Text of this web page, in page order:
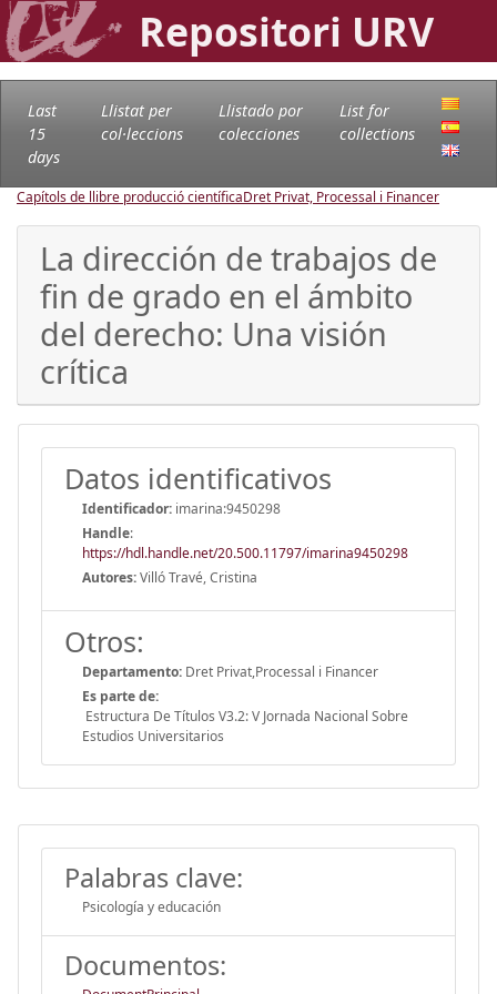
Repositori URV
Last
15
days
Llistat per
col·leccions
Llistado por
colecciones
List for
collections
Capítols de llibre producció científicaDret Privat, Processal i Financer
La dirección de trabajos de
fin de grado en el ámbito
del derecho: Una visión
crítica
Datos identificativos
Identificador: imarina:9450298
Handle:
https://hdl.handle.net/20.500.11797/imarina9450298
Autores:Villó Travé, Cristina
Otros:
Departamento: Dret Privat,Processal i Financer
Es parte de:
Estructura De Títulos V3.2: V Jornada Nacional Sobre
Estudios Universitarios
Palabras clave:
Psicología y educación
Documentos: